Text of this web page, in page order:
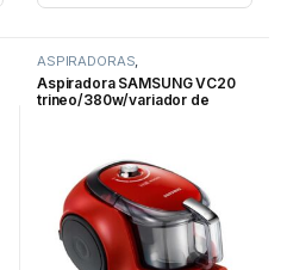
ASPIRADORAS,
ELECTRODOMESTICOS
Aspiradora SAMSUNG VC20
trineo/380w/variador de